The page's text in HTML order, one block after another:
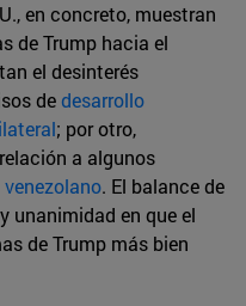
en concreto, muestran
de Trump hacia el
el desinterés
dedesarrollo
; por otro,
a algunos
venezolano. El balance de
unanimidad en que el
de Trump más bien